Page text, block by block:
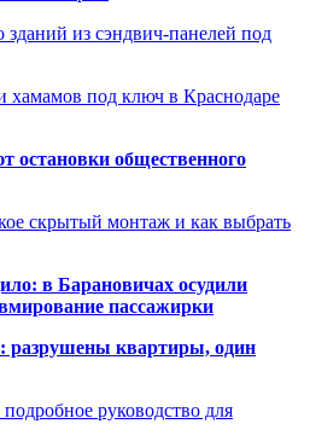
зданий из сэндвич-панелей под
хамамов под ключ в Краснодаре
остановки общественного
скрытый монтаж и как выбрать
в Барановичах осудили
пассажирки
разрушены квартиры, один
руководство для